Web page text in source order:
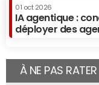
01 oct 2026
IA agentique :
déployer des
À NE PAS RATER